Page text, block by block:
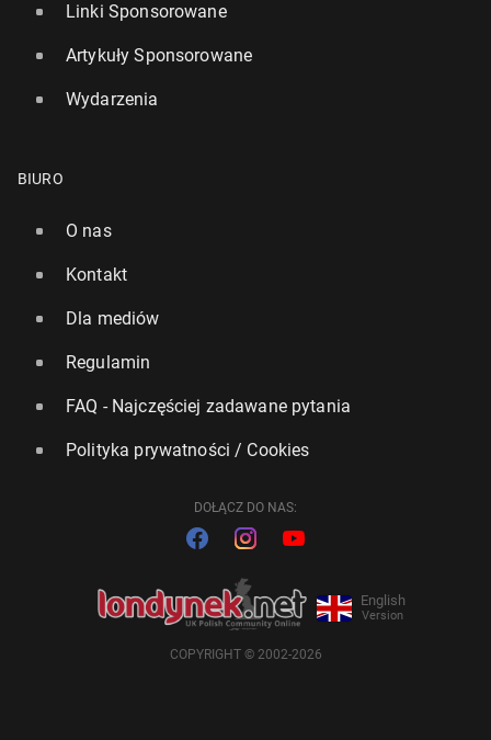
Linki Sponsorowane
Artykuły Sponsorowane
Wydarzenia
BIURO
O nas
Kontakt
Dla mediów
Regulamin
FAQ - Najczęściej zadawane pytania
Polityka prywatności / Cookies
DOŁĄCZ DO NAS:
English
Version
COPYRIGHT © 2002-2026